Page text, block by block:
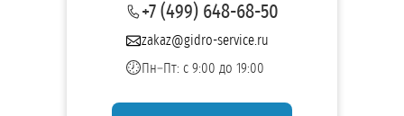
+7 (499) 648-68-50
zakaz@gidro-service.ru
Пн–Пт: с 9:00 до 19:00